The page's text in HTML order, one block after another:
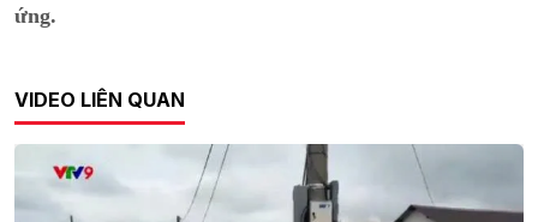
ứng.
VIDEO LIÊN QUAN